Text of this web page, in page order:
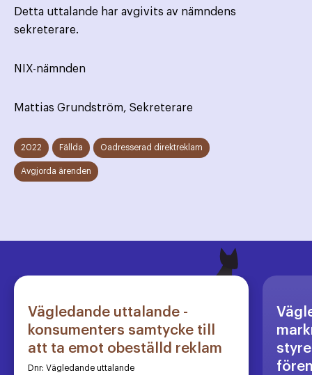
Detta uttalande har avgivits av nämndens
sekreterare.
NIX-nämnden
Mattias Grundström, Sekreterare
2022 Fällda Oadresserad direktreklam
Avgjorda ärenden
Vägledande uttalande -
konsumenters samtycke till
att ta emot obeställd reklam
Dnr: Vägledande uttalande